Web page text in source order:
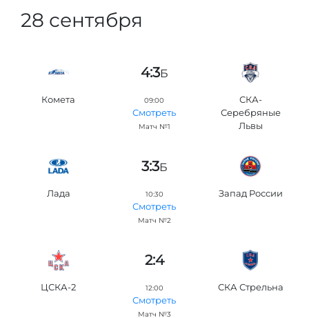
28 сентября
4:3Б
Комета 09:00
Смотреть
Матч №1
СКА-
Серебряные
Львы
3:3Б
Лада 10:30
Смотреть
Матч №2
Запад России
2:4
ЦСКА-2 12:00
Смотреть
Матч №3
СКА Стрельна